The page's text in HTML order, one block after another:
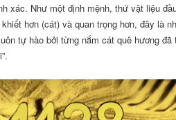
xác. Như một định mệnh, thứ vật liệu
hơn (cát) và quan trọng hơn, đây là
tự hào bởi từng nắm cát quê hương